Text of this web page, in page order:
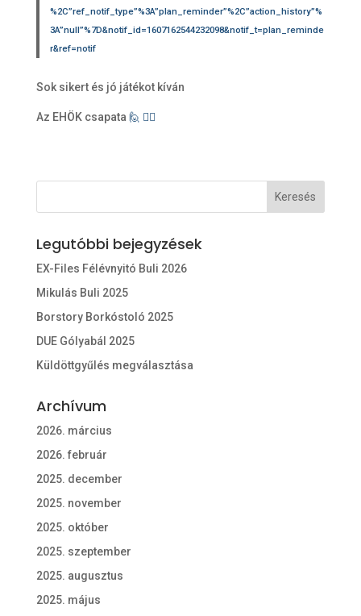
%2C”ref_notif_type”%3A”plan_reminder”%2C”action_history”%
3A”null”%7D&notif_id=1607162544232098&notif_t=plan_reminde
r&ref=notif
Sok sikert és jó játékot kíván
Az EHÖK csapata 🙋 🙋‍♂️
Legutóbbi bejegyzések
EX-Files Félévnyitó Buli 2026
Mikulás Buli 2025
Borstory Borkóstoló 2025
DUE Gólyabál 2025
Küldöttgyűlés megválasztása
Archívum
2026. március
2026. február
2025. december
2025. november
2025. október
2025. szeptember
2025. augusztus
2025. május